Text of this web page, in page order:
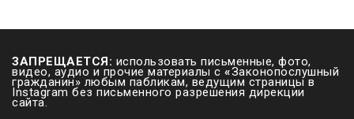
ЗАПРЕЩАЕТСЯ: использовать письменные, фото,
видео, аудио и прочие материалы с «Законопослушный
гражданин» любым пабликам, ведущим страницы в
Instagram без письменного разрешения дирекции
сайта.